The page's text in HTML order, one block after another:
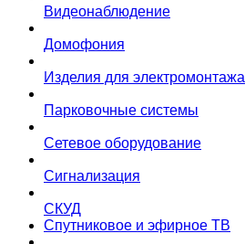
Видеонаблюдение
Домофония
Изделия для электромонтажа
Парковочные системы
Сетевое оборудование
Сигнализация
СКУД
Спутниковое и эфирное ТВ